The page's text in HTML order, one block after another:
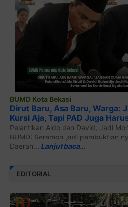
BUMD Kota Bekasi
Dirut Baru, Asa Baru, Warga:
Kursi Aja, Tapi PAD Juga
Pelantikan Aldo dan David, Jadi
BUMD: Seremoni jadi pembuktian
Daerah... Lanjut baca…
EDITORIAL